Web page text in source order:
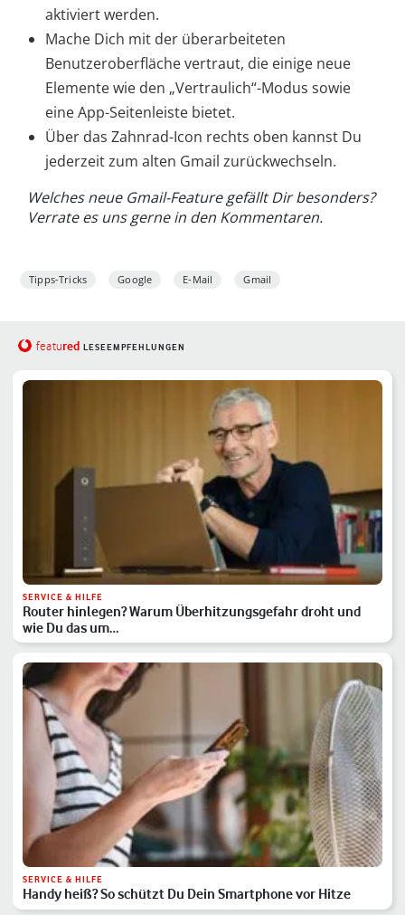
aktiviert werden.
Mache Dich mit der überarbeiteten
Benutzeroberfläche vertraut, die einige neue
Elemente wie den „Vertraulich“-Modus sowie
eine App-Seitenleiste bietet.
Über das Zahnrad-Icon rechts oben kannst Du
jederzeit zum alten Gmail zurückwechseln.
Welches neue Gmail-Feature gefällt Dir besonders?
Verrate es uns gerne in den Kommentaren.
Tipps-Tricks Google E-Mail Gmail
featured LESEEMPFEHLUNGEN
SERVICE & HILFE
Router hinlegen? Warum Überhitzungsgefahr droht und
wie Du das um…
SERVICE & HILFE
Handy heiß? So schützt Du Dein Smartphone vor Hitze